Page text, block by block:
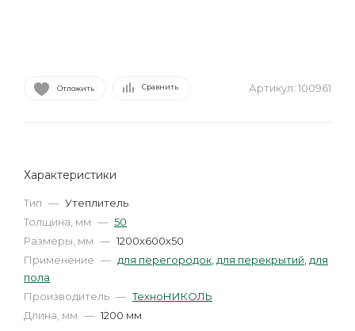
Отложить Сравнить Артикул: 100961
Характеристики
Тип — Утеплитель
Толщина, мм — 50
Размеры, мм — 1200х600х50
Применение — для перегородок для перекрытий для
пола
Производитель — ТехноНИКОЛЬ
Длина, мм — 1200 мм